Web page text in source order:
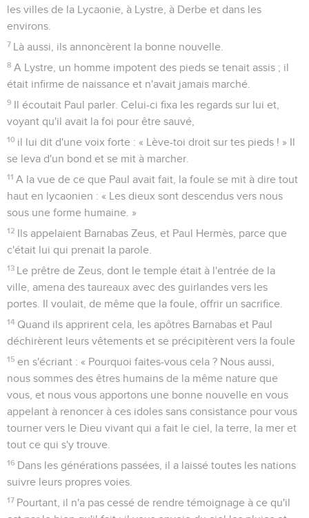
les villes de la Lycaonie, à Lystre, à Derbe et dans les
environs.
7 Là aussi, ils annoncèrent la bonne nouvelle.
8 A Lystre, un homme impotent des pieds se tenait assis ; il
était infirme de naissance et n'avait jamais marché.
9
Il écoutait Paul parler. Celui-ci fixa les regards sur lui et,
voyant qu'il avait la foi pour être sauvé,
10 il lui dit d'une voix forte : « Lève-toi droit sur tes pieds ! » Il
se leva d'un bond et se mit à marcher.
11 A la vue de ce que Paul avait fait, la foule se mit à dire tout
haut en lycaonien : « Les dieux sont descendus vers nous
sous une forme humaine. »
12
Ils appelaient Barnabas Zeus, et Paul Hermès, parce que
c'était lui qui prenait la parole.
13
Le prêtre de Zeus, dont le temple était à l'entrée de la
ville, amena des taureaux avec des guirlandes vers les
portes. Il voulait, de même que la foule, offrir un sacrifice.
14 Quand ils apprirent cela, les apôtres Barnabas et Paul
déchirèrent leurs vêtements et se précipitèrent vers la foule
15 en s'écriant : « Pourquoi faites-vous cela ? Nous aussi,
nous sommes des êtres humains de la même nature que
vous, et nous vous apportons une bonne nouvelle en vous
appelant à renoncer à ces idoles sans consistance pour vous
tourner vers le Dieu vivant qui a fait le ciel, la terre, la mer et
tout ce qui s'y trouve.
16 Dans les générations passées, il a laissé toutes les nations
suivre leurs propres voies.
17 Pourtant, il n'a pas cessé de rendre témoignage à ce qu'il